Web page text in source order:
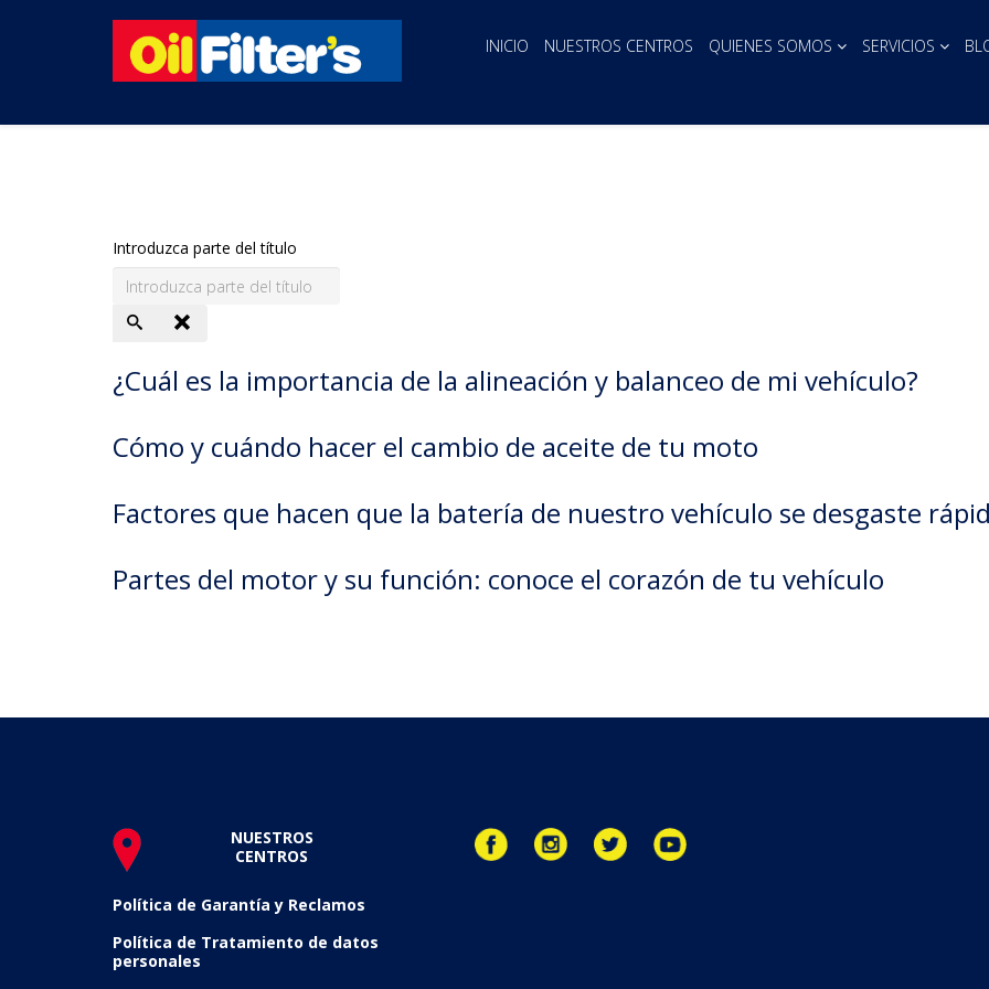
INICIO NUESTROS CENTROS QUIENES SOMOS SERVICIOS
Introduzca parte del título
¿Cuál es la importancia de la alineación y balanceo de mi vehículo?
Cómo y cuándo hacer el cambio de aceite de tu moto
Factores que hacen que la batería de nuestro vehículo se desgaste
Partes del motor y su función: conoce el corazón de tu vehículo
NUESTROS
CENTROS
Política de Garantía y Reclamos
Política de Tratamiento de datos
personales